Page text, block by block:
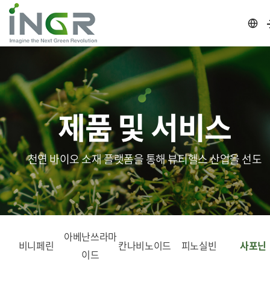
제품 및 서비스
천연 바이오 소재 플랫폼을 통해 뷰티헬스 산업을 선도
비니페린
아베난쓰라마
이드
칸나비노이드 피노실빈 사포닌